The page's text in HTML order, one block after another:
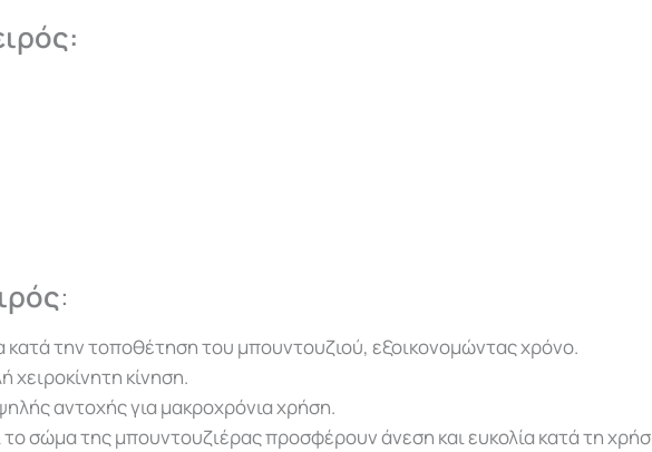
:
κατά την τοποθέτηση του μπουντουζιού, εξοικονομώντας χρόνο.
κίνηση.
αντοχής για μακροχρόνια χρήση.
το σώμα της μπουντουζιέρας προσφέρουν άνεση και ευκολία κατά τη